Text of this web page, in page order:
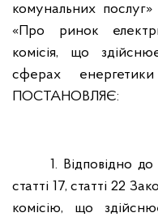
комунальних
«Про ринок
комісія, що
сферах
ПОСТАНОВЛЯЄ:
1. Відповідно
статті 17, статті 22
комісію, що